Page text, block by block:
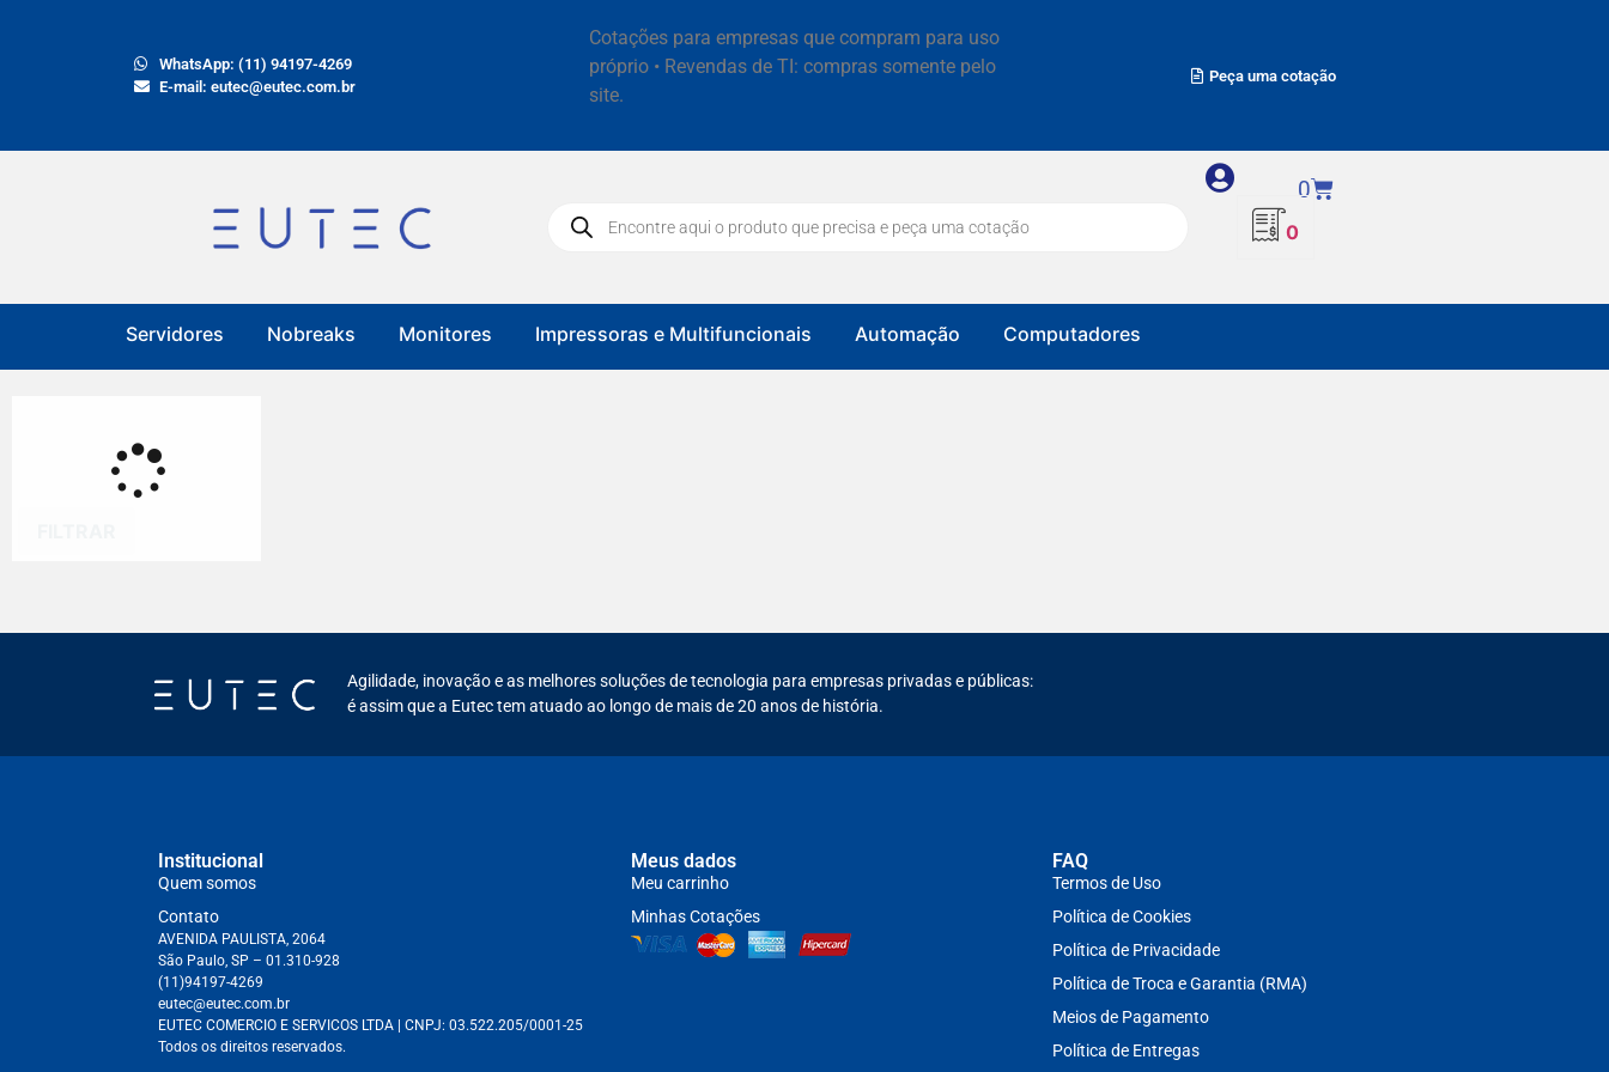
WhatsApp: (11) 94197-4269
E-mail: eutec@eutec.com.br
Cotações para empresas que compram para uso
próprio • Revendas de TI: compras somente pelo
site.
Peça uma cotação
0
0
Servidores Nobreaks Monitores Impressoras e Multifuncionais Automação Computadores
Agilidade, inovação e as melhores soluções de tecnologia para empresas privadas e públicas:
é assim que a Eutec tem atuado ao longo de mais de 20 anos de história.
Institucional
Quem somos
Contato
AVENIDA PAULISTA, 2064
São Paulo, SP – 01.310-928
(11)94197-4269
eutec@eutec.com.br
EUTEC COMERCIO E SERVICOS LTDA | CNPJ: 03.522.205/0001-25
Todos os direitos reservados.
Meus dados
Meu carrinho
Minhas Cotações
FAQ
Termos de Uso
Política de Cookies
Política de Privacidade
Política de Troca e Garantia (RMA)
Meios de Pagamento
Política de Entregas